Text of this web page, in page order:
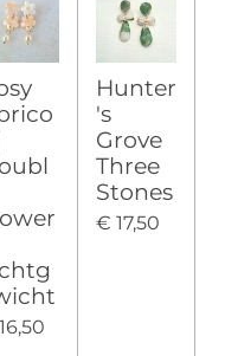
Hunter
's
Grove
Three
Stones
€ 17,50